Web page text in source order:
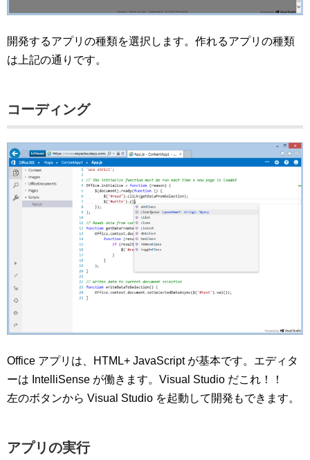
開発するアプリの種類を選択します。作れるアプリの種類
は上記の通りです。
コーディング
Office アプリは、HTML+ JavaScript が基本です。エディタ
ーは IntelliSense が働きます。Visual Studio だこれ！！
左のボタンから Visual Studio を起動して開発もできます。
アプリの実行